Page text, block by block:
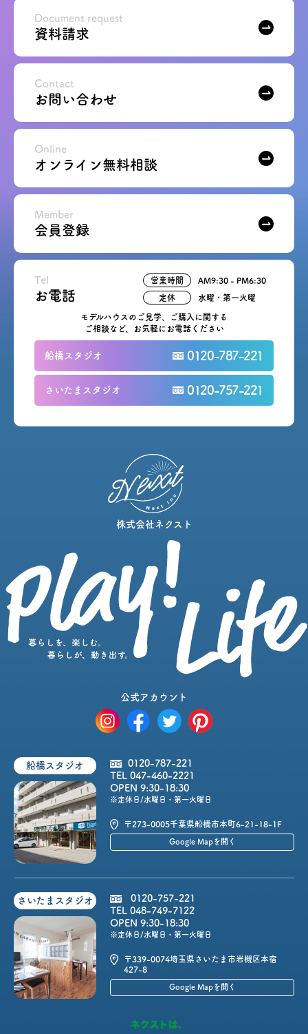
プライバシーポリシー
モデルハウス見学・ご予約
お問い合わせ
会員登録
資料請求
オンライン無料相談
お電話
営業時間: AM9:30-PM8:00
定休: 水曜・第一火曜
船橋スタジオ 0120-787-221
さいたまスタジオ 0120-757-221
公式アカウント
資料請求
Document request
お問い合わせ
Contact
オンライン無料相談
Online
会員登録
Member
Tel
お電話
モデルハウスのご見学、ご購入に関する
ご相談など、お気軽にお電話ください
船橋スタジオ 0120-787-221
さいたまスタジオ 0120-757-221
営業時間 AM9:30 - PM6:30
定休 水曜・第一火曜
株式会社ネクスト
公式アカウント
船橋スタジオ
0120-787-221
TEL 047-460-2221
OPEN 9:30-18:30
※定休日/水曜日・第一火曜日
〒273-0005千葉県船橋市本町6-21-18-1F
Google Mapを開く
さいたまスタジオ
0120-757-221
TEL 048-749-7122
OPEN 9:30-18:30
※定休日/水曜日・第一火曜日
〒339-0074埼玉県さいたま市岩槻区本宿
427-8
Google Mapを開く